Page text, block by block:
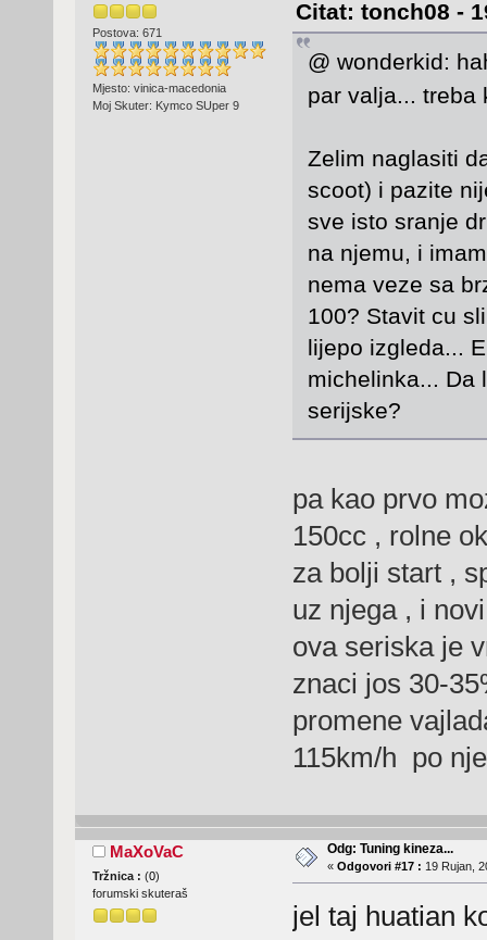
Postova: 671
Mjesto: vinica-macedonia
Moj Skuter: Kymco SUper 9
Citat: tonch08 -
@ wonderkid:
par valja...
Zelim naglasiti
scoot) i pazite
sve isto sranje
na njemu, i
nema veze sa
100? Stavit cu
lijepo izgleda...
michelinka... Da
serijske?
pa kao prvo
150cc , rolne
za bolji start ,
uz njega , i
ova seriska je
znaci jos 30-
promene
115km/h po
MaXoVaC
Tržnica : (0)
forumski skuteraš
Odg: Tuning kineza...
« Odgovori #17 : 19 Rujan,
jel taj huatian